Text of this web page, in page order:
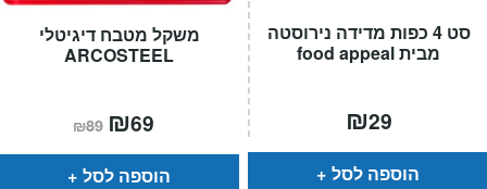
משקל מטבח דיגיטלי
ARCOSTEEL
₪89 המחיר
המקורי
היה:
₪89.
₪69
הוא:
הוספה לסל
סט 4 כפות מדידה נירוסטה
מבית food appeal
₪29
הוספה לסל